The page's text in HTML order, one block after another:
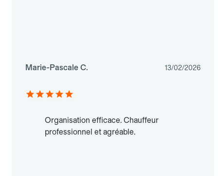
Marie-Pascale C. 13/02/2026
Organisation efficace. Chauffeur
professionnel et agréable.